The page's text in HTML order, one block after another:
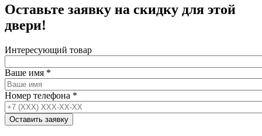
Оставьте заявку на скидку для этой
двери!
Интересующий товар
Ваше имя *
Номер телефона *